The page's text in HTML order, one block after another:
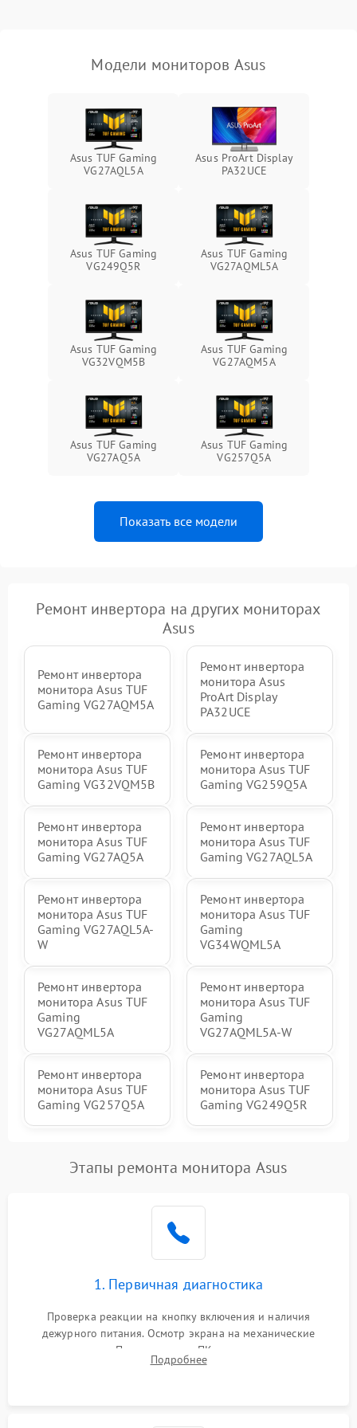
Неисправность системы
перенапряжения
Подробнее →
защиты от замыкания
Подробнее →
Повреждение системы
защиты от перегрузок
1000 ₽ Подробнее →
Неисправность системы
защиты от перегрева
Подробнее →
Поломка системы защиты
от перенапряжения
Подробнее →
Поломка системы защиты
от замыкания
Подробнее →
Модели мониторов Asus
Asus TUF Gaming
VG27AQL5A
Asus ProArt Display
PA32UCE
Asus TUF Gaming
VG249Q5R
Asus TUF Gaming
VG27AQML5A
Asus TUF Gaming
VG32VQM5B
Asus TUF Gaming
VG27AQM5A
Asus TUF Gaming
VG27AQ5A
Asus TUF Gaming
VG257Q5A
Показать все модели
Ремонт инвертора на других мониторах
Asus
Ремонт инвертора
монитора Asus TUF
Gaming VG27AQM5A
Ремонт инвертора
монитора Asus
ProArt Display
PA32UCE
Ремонт инвертора
монитора Asus TUF
Gaming VG32VQM5B
Ремонт инвертора
монитора Asus TUF
Gaming VG259Q5A
Ремонт инвертора
монитора Asus TUF
Gaming VG27AQ5A
Ремонт инвертора
монитора Asus TUF
Gaming VG27AQL5A
Ремонт инвертора
монитора Asus TUF
Gaming VG27AQL5A-
W
Ремонт инвертора
монитора Asus TUF
Gaming
VG34WQML5A
Ремонт инвертора
монитора Asus TUF
Gaming
VG27AQML5A
Ремонт инвертора
монитора Asus TUF
Gaming
VG27AQML5A-W
Ремонт инвертора
монитора Asus TUF
Gaming VG257Q5A
Ремонт инвертора
монитора Asus TUF
Gaming VG249Q5R
Этапы ремонта монитора Asus
1. Первичная диагностика
Проверка реакции на кнопку включения и наличия
дежурного питания. Осмотр экрана на механические
повреждения. Подключение к ПК для оценки вывода
изображения, работы подсветки и выявления артефактов на
Подробнее